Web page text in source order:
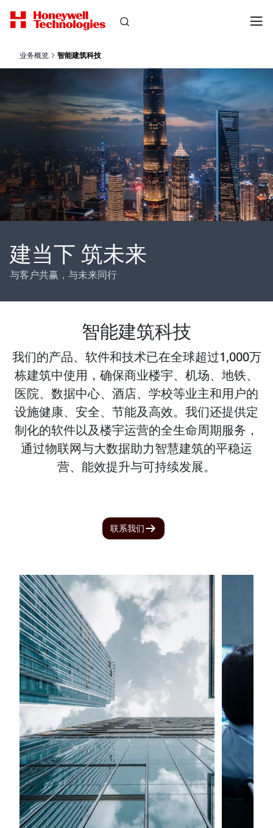
业务概览 智能建筑科技
建当下 筑未来
与客户共赢，与未来同行
智能建筑科技
我们的产品、软件和技术已在全球超过1,000万
栋建筑中使用，确保商业楼宇、机场、地铁、
医院、数据中心、酒店、学校等业主和用户的
设施健康、安全、节能及高效。我们还提供定
制化的软件以及楼宇运营的全生命周期服务，
通过物联网与大数据助力智慧建筑的平稳运
营、能效提升与可持续发展。
联系我们